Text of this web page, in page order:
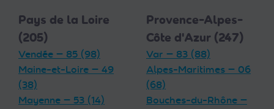
Pays de la Loire
(205)
Vendée — 85 (98)
Maine-et-Loire — 49
(38)
Mayenne — 53 (14)
Provence-Alpes-
Côte d'Azur (247)
Var — 83 (88)
Alpes-Maritimes — 06
(68)
Bouches-du-Rhône —